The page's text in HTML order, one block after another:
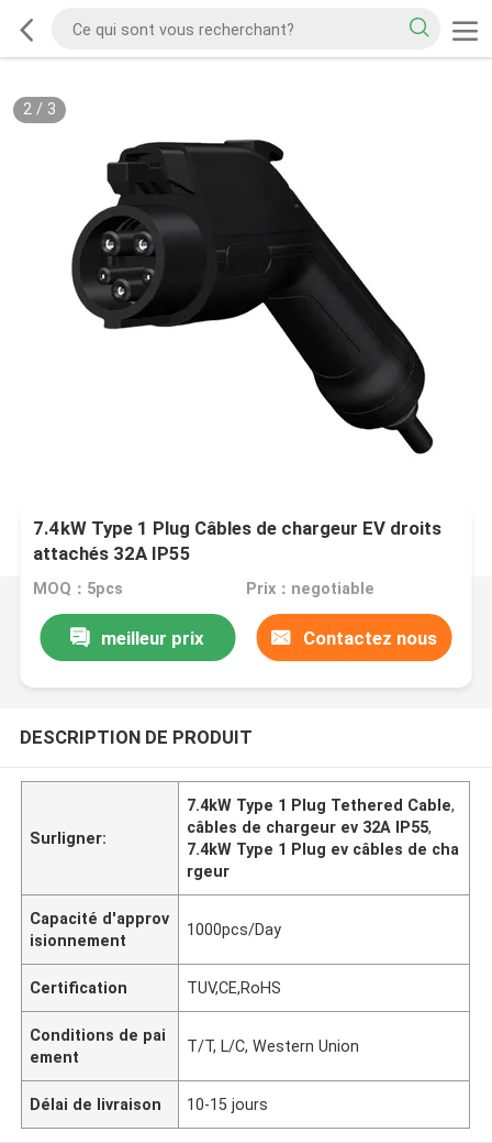
2/ 3
7.4kW Type 1 Plug Câbles de chargeur EV droits
attachés 32A IP55
MOQ：5pcs Prix：negotiable
meilleur prix Contactez nous
DESCRIPTION DE PRODUIT
Surligner:
7.4kW Type 1 Plug Tethered Cable,
câbles de chargeur ev 32A IP55,
7.4kW Type 1 Plug ev câbles de cha
rgeur
Capacité d'approv
isionnement
1000pcs/Day
Certification TUV,CE,RoHS
Conditions de pai
ement
T/T, L/C, Western Union
Délai de livraison 10-15 jours